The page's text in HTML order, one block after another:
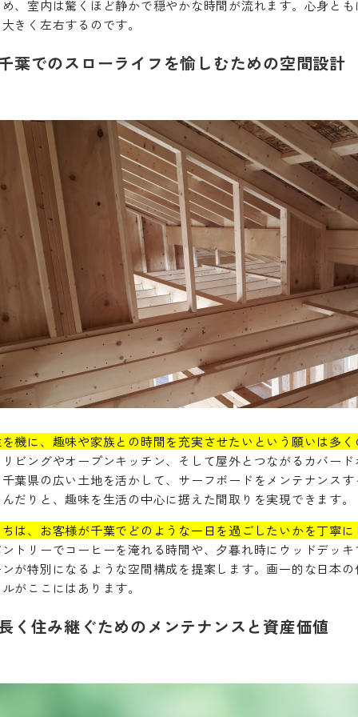
、室内は驚くほど静かで穏やかな時間が流れます。心身と
きく左右するのです。
葉でのスローライフを愉しむための空間設計
機に、趣味や家族との時間を充実させたいという願いは多く
ビングやオープンキッチン、そして屋外とつながるカバー
葉県の広い土地を活かして、サーフボードをメンテナンス
だりと、趣味を生活の中心に据えた間取りを実現できます。
は、お客様が千葉でどのような一日を過ごしたいかを丁寧
トリーでコーヒーを淹れる時間や、夕暮れ時にウッドデッ
が特別になるような空間構成を提案します。画一的な日本
がここにはあります。
く住み継ぐためのメンテナンスと資産価値